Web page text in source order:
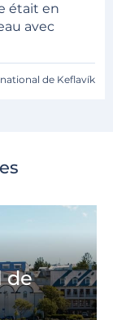
était en
avec
de Keflavík
de